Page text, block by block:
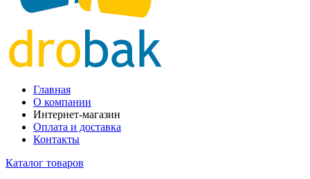
Главная
О компании
Интернет-магазин
Оплата и доставка
Контакты
Каталог товаров